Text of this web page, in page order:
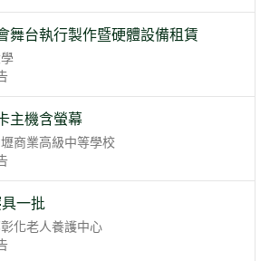
舞台執行製作暨硬體設備租賃
主機含螢幕
商業高級中等學校
一批
化老人養護中心